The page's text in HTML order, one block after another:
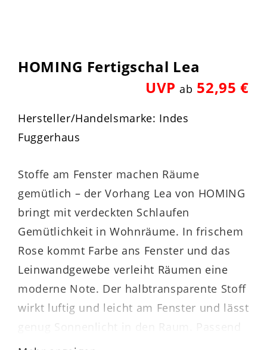
HOMING Fertigschal Lea
UVPab 52,95 €
Hersteller/Handelsmarke: Indes
Fuggerhaus
Stoffe am Fenster machen Räume
gemütlich – der Vorhang Lea von HOMING
bringt mit verdeckten Schlaufen
Gemütlichkeit in Wohnräume. In frischem
Rose kommt Farbe ans Fenster und das
Leinwandgewebe verleiht Räumen eine
moderne Note. Der halbtransparente Stoff
wirkt luftig und leicht am Fenster und lässt
genug Sonnenlicht in den Raum. Passend
hierzu lässt sich das Kissen Linn von